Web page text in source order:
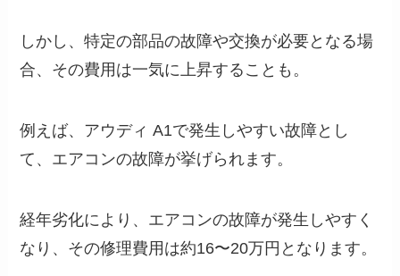
しかし、特定の部品の故障や交換が必要となる場
合、その費用は一気に上昇することも。
例えば、アウディ A1で発生しやすい故障とし
て、エアコンの故障が挙げられます。
経年劣化により、エアコンの故障が発生しやすく
なり、その修理費用は約16〜20万円となります。